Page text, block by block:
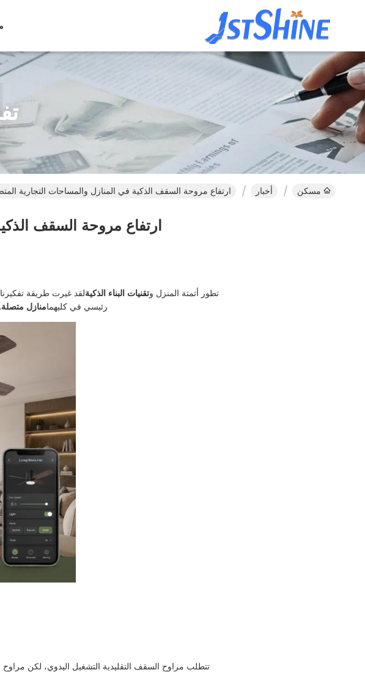
مسكن أخبار ارتفاع مروحة السقف الذكية في المنازل والمساحات التجارية
ارتفاع مروحة السقف
تطور أتمتة المنزل وتقنيات البناء الذكيةلقد غيرت طريقة
رئيسي في كليهمامنازل متصلة
تتطلب مراوح السقف التقليدية التشغيل اليدوي، لكن